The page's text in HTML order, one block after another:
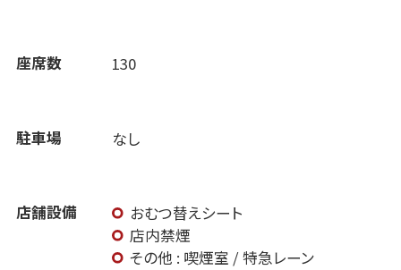
座席数 130
駐車場 なし
店舗設備
おむつ替えシート
店内禁煙
その他 : 喫煙室 / 特急レーン